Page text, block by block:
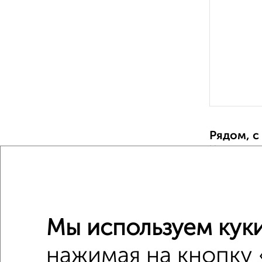
Рядом,
с
Мы используем
нажимая на кнопку